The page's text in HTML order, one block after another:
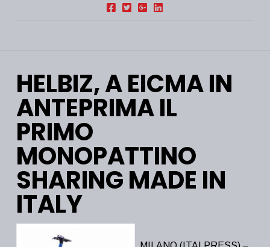
HELBIZ, A EICMA IN
ANTEPRIMA IL
PRIMO
MONOPATTINO
SHARING MADE IN
ITALY